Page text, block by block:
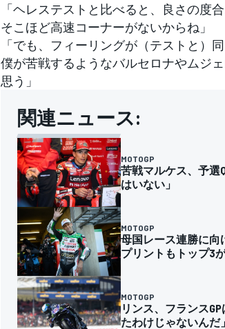
すべてのカテゴリー
「ヘレステストと比べると、良さの度
そこほど高速コーナーがないからね」
「でも、フィーリングが（テストと）
僕が苦戦するようなバルセロナやムジ
思う」
関連ニュース:
MOTOGP
苦戦マルケス、予選
はいない」
MOTOGP
母国レース連勝に
プリントもトップ3
MOTOGP
リンス、フランス
たわけじゃないんだ」